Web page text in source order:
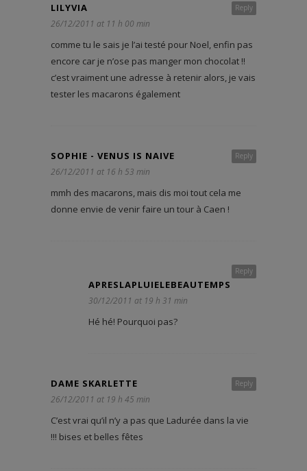
Reply
LILYVIA
26/12/2011 at 11 h 00 min
comme tu le sais je l’ai testé pour Noel, enfin pas
encore car je n’ose pas manger mon chocolat !!
c’est vraiment une adresse à retenir alors, je vais
tester les macarons également
Reply
SOPHIE - VENUS IS NAIVE
26/12/2011 at 16 h 53 min
mmh des macarons, mais dis moi tout cela me
donne envie de venir faire un tour à Caen !
Reply
APRESLAPLUIELEBEAUTEMPS
30/12/2011 at 19 h 31 min
Hé hé! Pourquoi pas?
Reply
DAME SKARLETTE
26/12/2011 at 19 h 45 min
C’est vrai qu’il n’y a pas que Ladurée dans la vie
!!! bises et belles fêtes